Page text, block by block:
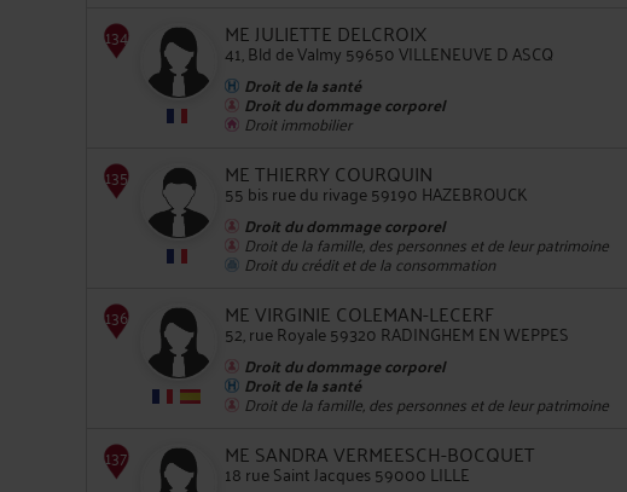
132
ME JULIETTE DELCROIX
41, Bld de Valmy 59650 VILLENEUVE D ASCQ
Droit de la santé
Droit du dommage corporel
Droit immobilier
ME THIERRY COURQUIN
55 bis rue du rivage 59190 HAZEBROUCK
Droit du dommage corporel
Droit de la famille, des personnes et de leur patrimoine
Droit du crédit et de la consommation
ME VIRGINIE COLEMAN-LECERF
52, rue Royale 59320 RADINGHEM EN WEPPES
Droit du dommage corporel
Droit de la santé
Droit de la famille, des personnes et de leur patrimoine
ME SANDRA VERMEESCH-BOCQUET
18 rue Saint Jacques 59000 LILLE